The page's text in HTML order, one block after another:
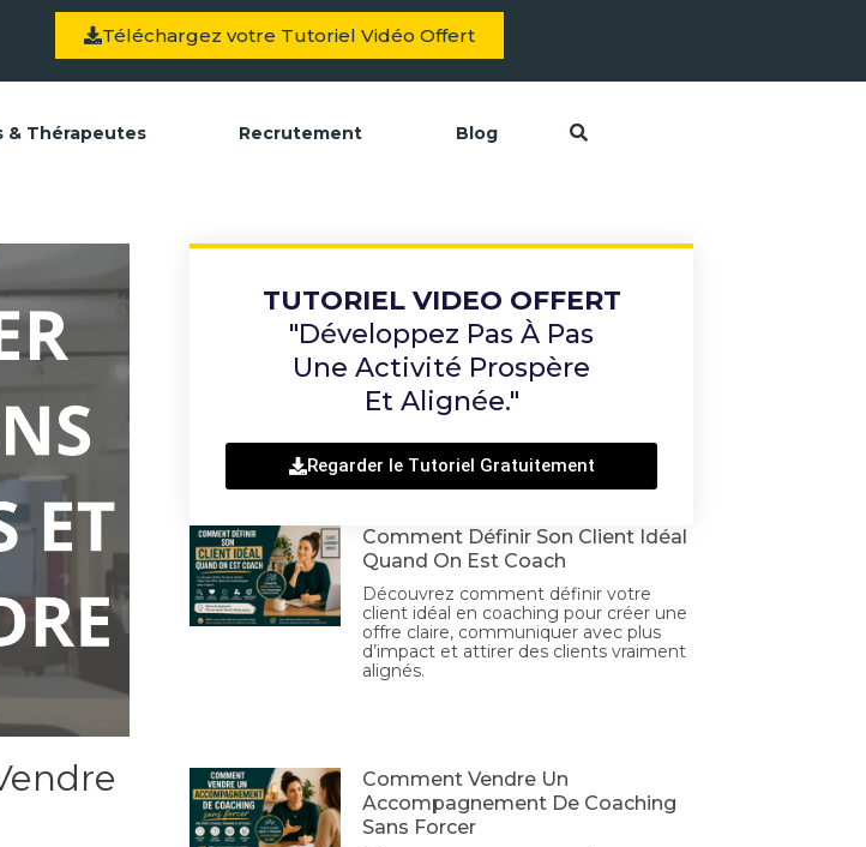
Téléchargez votre Tutoriel Vidéo Offert
& Thérapeutes Recrutement Blog
TUTORIEL VIDEO OFFERT
"Développez Pas À Pas
Une Activité Prospère
Et Alignée."
Regarder le Tutoriel Gratuitement
Comment Définir Son Client Idéal
Quand On Est Coach
Découvrez comment définir votre
client idéal en coaching pour créer une
offre claire, communiquer avec plus
d’impact et attirer des clients vraiment
alignés.
Comment Vendre Un
Accompagnement De Coaching
Sans Forcer